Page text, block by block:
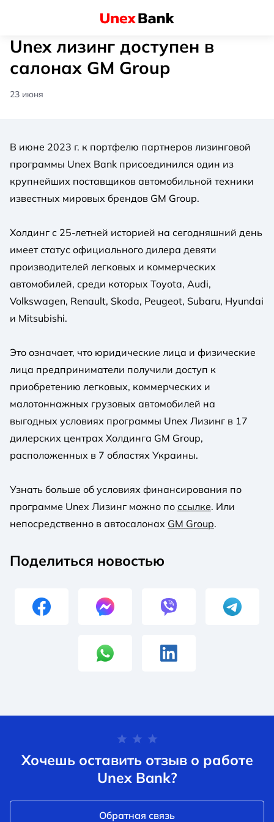
Unex лизинг доступен в
салонах GM Group
23 июня
В июне 2023 г. к портфелю партнеров лизинговой
программы Unex Bank присоединился один из
крупнейших поставщиков автомобильной техники
известных мировых брендов GM Group.
Холдинг с 25-летней историей на сегодняшний день
имеет статус официального дилера девяти
производителей легковых и коммерческих
автомобилей, среди которых Toyota, Audi,
Volkswagen, Renault, Skoda, Peugeot, Subaru, Hyundai
и Mitsubishi.
Это означает, что юридические лица и физические
лица предприниматели получили доступ к
приобретению легковых, коммерческих и
малотоннажных грузовых автомобилей на
выгодных условиях программы Unex Лизинг в 17
дилерских центрах Холдинга GM Group,
расположенных в 7 областях Украины.
Узнать больше об условиях финансирования по
программе Unex Лизинг можно по ссылке. Или
непосредственно в автосалонах GM Group.
Поделиться новостью
Хочешь оставить отзыв о работе
Unex Bank?
Обратная связь